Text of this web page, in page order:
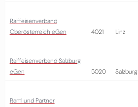
Raiffeisenverband
Oberösterreich eGen
4021 Linz
Raiffeisenverband Salzburg
eGen
5020 Salzburg
Raml und Partner